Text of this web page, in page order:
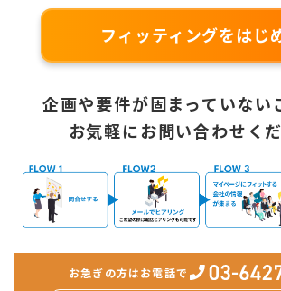
フィッティングをはじ
企画や要件が固まっていない
お気軽にお問い合わせくだ
お急ぎの方はお電話で